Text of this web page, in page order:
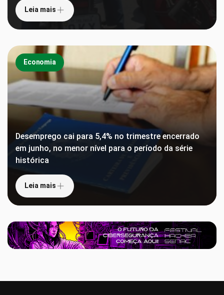
Leia mais
Economia
Desemprego cai para 5,4% no trimestre encerrado
em junho, no menor nível para o período da série
histórica
Leia mais